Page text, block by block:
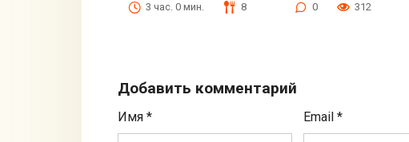
3 час. 0 мин. 8 0 312
Добавить комментарий
Имя * Email*